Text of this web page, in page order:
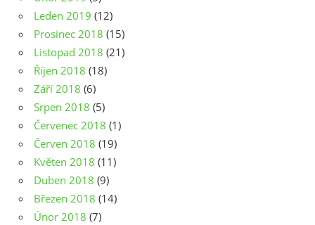
Leden 2019 (12)
Prosinec 2018 (15)
Listopad 2018 (21)
Říjen 2018 (18)
Září 2018 (6)
Srpen 2018 (5)
Červenec 2018 (1)
Červen 2018 (19)
Květen 2018 (11)
Duben 2018 (9)
Březen 2018 (14)
Únor 2018 (7)